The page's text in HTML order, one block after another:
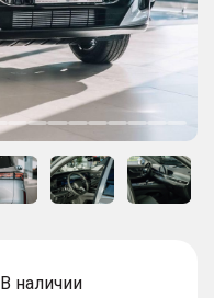
В наличии